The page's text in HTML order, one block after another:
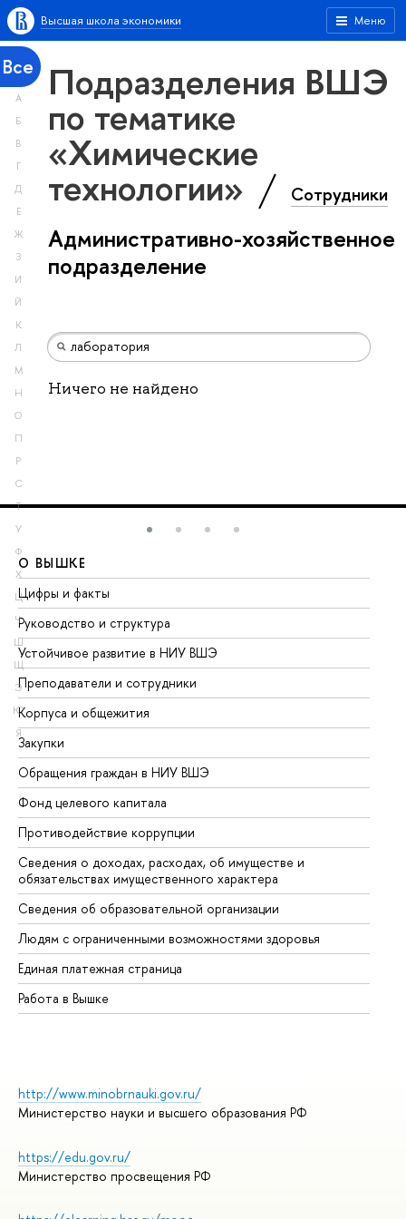
Меню
Высшая школа экономики
Все
А
Б
В
Г
Д
Е
Ж
З
И
Й
К
Л
М
Н
О
П
Р
С
Т
У
Ф
Х
Ц
Ч
Ш
Щ
Э
Ю
Я
Подразделения ВШЭ
по тематике
«Химические
технологии» Сотрудники
Административно-хозяйственное
подразделение
Ничего не найдено
О ВЫШКЕ
Цифры и факты
Руководство и структура
Устойчивое развитие в НИУ ВШЭ
Преподаватели и сотрудники
Корпуса и общежития
Закупки
Обращения граждан в НИУ ВШЭ
Фонд целевого капитала
Противодействие коррупции
Сведения о доходах, расходах, об имуществе и
обязательствах имущественного характера
Сведения об образовательной организации
Людям с ограниченными возможностями здоровья
Единая платежная страница
Работа в Вышке
http://www.minobrnauki.gov.ru/
Министерство науки и высшего образования РФ
https://edu.gov.ru/
Министерство просвещения РФ